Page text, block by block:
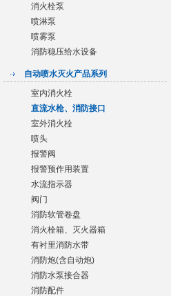
消火栓泵
喷淋泵
喷雾泵
消防稳压给水设备
自动喷水灭火产品系列
室内消火栓
直流水枪、消防接口
室外消火栓
喷头
报警阀
报警预作用装置
水流指示器
阀门
消防软管卷盘
消火栓箱、灭火器箱
有衬里消防水带
消防炮(含自动炮)
消防水泵接合器
消防配件